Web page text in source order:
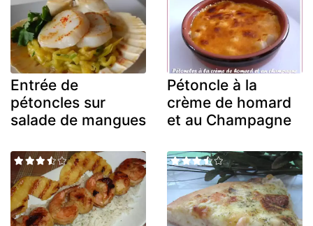
Entrée de
pétoncles sur
salade de mangues
Pétoncle à la
crème de homard
et au Champagne